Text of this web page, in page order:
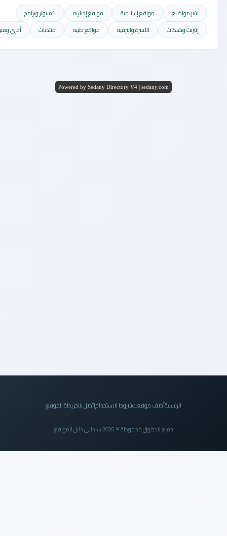
مواضيع مواقع إسلامية مواقع إخباريه
كمبيوتر وبرامج
وشبكات
الأسرة والترفيه مواقع طبيه منتديات أخرى ومنوعه
Powered by Sedany Directory V4 | sedany.com
أضف موقعكشروط الاستخداماتصل بناخريطة الموقع
جميع الحقوق محفوظة © 2026 سيداني دليل المواقع